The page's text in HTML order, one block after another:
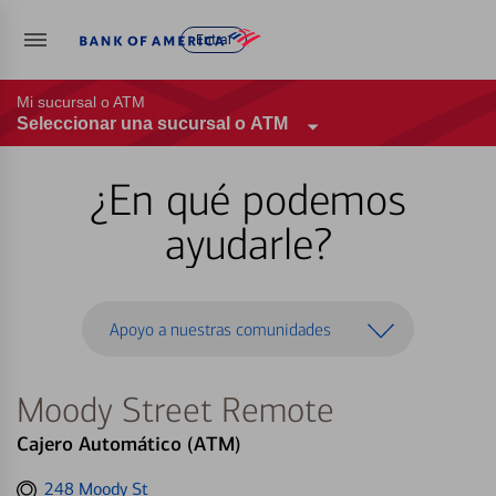
Entrar
Mi sucursal o ATM
Seleccionar una sucursal o ATM
¿En qué podemos
ayudarle?
Apoyo a nuestras comunidades
Moody Street Remote
Cajero Automático (ATM)
Get
248 Moody St